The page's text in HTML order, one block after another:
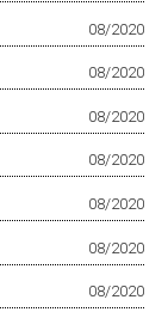
08/2020
08/2020
08/2020
08/2020
08/2020
08/2020
08/2020